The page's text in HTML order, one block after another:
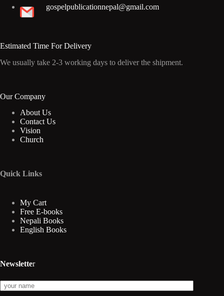
gospelpublicationnepal@gmail.com
Estimated Time For Delivery
We usually take 2-3 working days to deliver the shipment.
Our Company
About Us
Contact Us
Vision
Church
Quick Links
My Cart
Free E-books
Nepali Books
English Books
Newsletter